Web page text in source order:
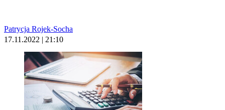
Patrycja Rojek-Socha
17.11.2022 | 21:10